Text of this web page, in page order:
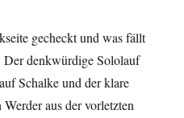
gecheckt und was fällt
Der denkwürdige Sololauf
Schalke und der klare
aus der vorletzten